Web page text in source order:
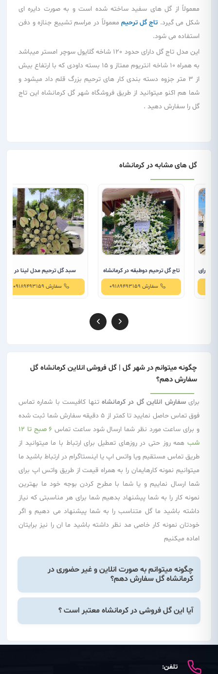
معمولاً از گل های سفید ساخته شده است و به صورت دایره ای
شکل می گیرد. تاج گل ترحیممعمولاً در مراسم تشییع جنازه و دفن
استفاده می شود.
این مدل تاج گل دارای حدود 120 شاخه گلایول سوچر امستر میباشد
به همراه 10 شاخه انتریوم ممتاز و 15 بسته داودی که با ارتفاع بیش
از 3 متر جزوه دسته بندی کار های ترحیم بزرگ قلم داد میشود و
شما هم اکنو میتوانید از طریق فروشگاه شهر گل کرمانشاه این تاج
گل را سفارش دهید .
گل های مشابه در کرمانشاه
تاج گل ترحیم دوطبقه در کرمانشاه
سفارش 09189493159
سبد گل ترحیم مدل لینا در
کرمانشاهسفارش 09189493159
چگونه میتوانم در شهر گل | گل فروشی انلاین کرمانشاه گل
سفارش دهم؟
برایسفارش انلاین گل در کرمانشاه تنها کافیست با شماره تماس
فوق تماس حاصل نمایید تا کمتر از 5 دقیقه سفارش شما ثبت شده
و برای ساعت مورد نظر شما ارسال شود ساعت تماس
6 صبح تا 12
شب همه روز حتی در روزهای تعطیل برای ارتباط با ما میتوانید از
طریق تماس مستقیم ویا واتس اپ یا اینستاگرام در ارتباط باشید ما
میتوانیم نمونه کارهایمان را به همراه قیمت از طریق واتس اپ برای
شما ارسال نماییم و یا شما با مطرح کردن بوجه خود ما بهترین
نمونه کار را به شما پیشنهاد بدهیم شما برای هر مناسبتی که نیاز
داشته باشید ما گل متناسب را به شما پیشنهاد می دهیم و اگر
خودتان نمونه کار خاصی مد نظر داشته باشید ما ان را نیز برایتان
اماده میکنیم
چگونه میتوانم به صورت انلاین و غیر حضوری در
کرمانشاه گل سفارش دهم؟
آیا این گل فروشی در کرمانشاه معتبر است ؟
تلفن: